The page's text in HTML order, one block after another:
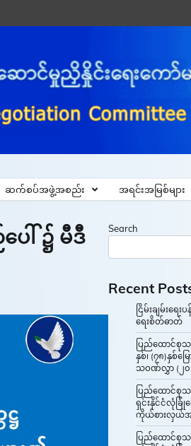
ဆက်စပ်အဖွဲ့အစည်း အရင်းအမြစ်များ
ါ် ၌ မီဒီ
Search
Recent
ငြိမ်းချမ်း
ရေးစိတ်ဓာတ်
ပြည်ထောင်စု
နှစ်၊ (၇၈)နှစ်မ
သဝဏ်လွှာ (၂၀
ပြည်ထောင်စုသ
ရှင်းနိုင်ငံလုံခြုံ
ကိုယ်စားလှယ်အ
ပြည်ထောင်စုသ